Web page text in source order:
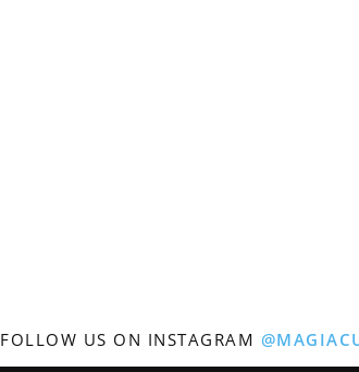
FOLLOW US ON INSTAGRAM